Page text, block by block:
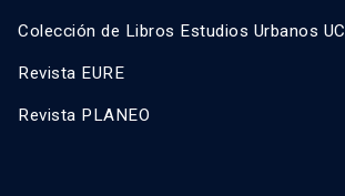
Colección de Libros Estudios Urbanos UC
Revista EURE
Revista PLANEO